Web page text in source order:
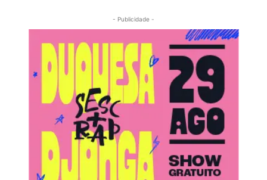
- Publicidade -